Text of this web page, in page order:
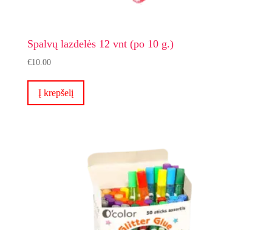
Spalvų lazdelės 12 vnt (po 10 g.)
€10.00
Į krepšelį